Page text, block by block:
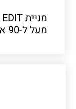
מעל ל-90 אחוז ב-4 ימי מסחר